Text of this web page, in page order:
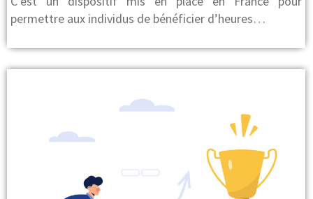
permettre aux individus de bénéficier d’heures…